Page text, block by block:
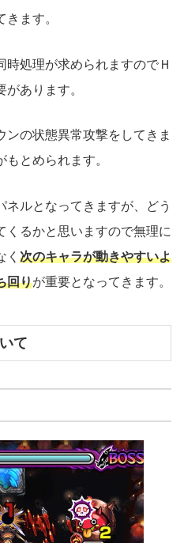
ます。
処理が求められますのでＨ
あります。
ンの状態異常攻撃をしてきま
とめられます。
ルとなってきますが、どう
くるかと思いますので無理に
く 次のキャラが動きやすいよ
回りが重要となってきます。
て